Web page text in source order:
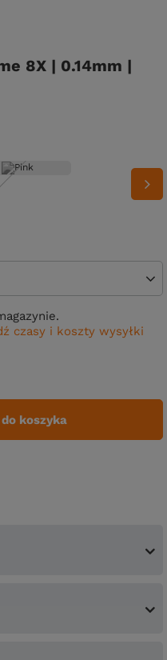
8X | 0.14mm |
czasy i koszty wysyłki
koszyka